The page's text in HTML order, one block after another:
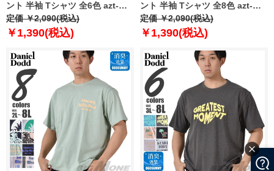
ント 半袖 Tシャツ 全6色 azt-
2402pt3
定価 ￥2,090(税込)
￥1,390(税込)
ント 半袖 Tシャツ 全8色 azt-
2402pt4
定価 ￥2,090(税込)
￥1,390(税込)